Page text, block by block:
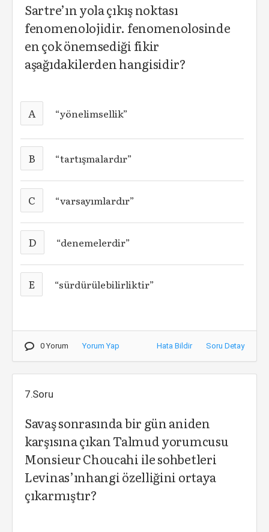
Sartre’ın yola çıkış noktası
fenomenolojidir. fenomenolosinde
en çok önemsediği fikir
aşağıdakilerden hangisidir?
A “yönelimsellik”
B “tartışmalardır”
C “varsayımlardır”
D “denemelerdir”
E “sürdürülebilirliktir”
0 Yorum Yorum Yap Hata Bildir Soru Detay
7.Soru
Savaş sonrasında bir gün aniden
karşısına çıkan Talmud yorumcusu
Monsieur Choucahi ile sohbetleri
Levinas’ınhangi özelliğini ortaya
çıkarmıştır?